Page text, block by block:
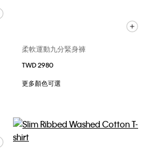
柔軟運動九分緊身褲
TWD 2980
更多顏色可選